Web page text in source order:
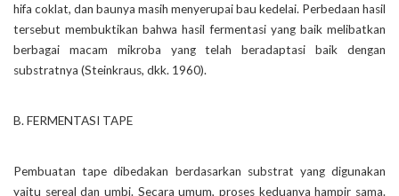
hifa coklat, dan baunya masih menyerupai bau kedelai. Perbedaan hasil
tersebut membuktikan bahwa hasil fermentasi yang baik melibatkan
berbagai macam mikroba yang telah beradaptasi baik dengan
substratnya (Steinkraus, dkk. 1960).
B. FERMENTASI TAPE
Pembuatan tape dibedakan berdasarkan substrat yang digunakan
yaitu sereal dan umbi. Secara umum, proses keduanya hampir sama.